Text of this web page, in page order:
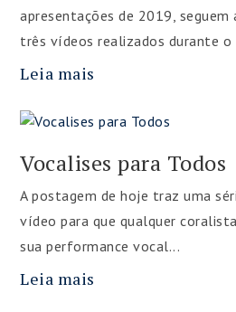
apresentações de 2019, seguem
três vídeos realizados durante o
Leia mais
Vocalises para Todos
A postagem de hoje traz uma
vídeo para que qualquer
sua performance vocal...
Leia mais